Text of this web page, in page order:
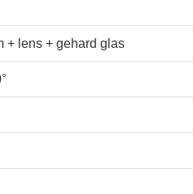
+ lens + gehard glas